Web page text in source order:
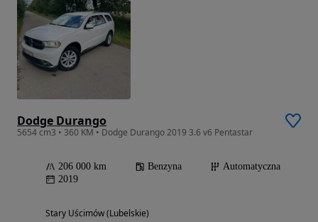
Dodge Durango
5654 cm3 • 360 KM • Dodge Durango 2019 3.6 v6 Pentastar
206 000 km Benzyna
Automatyczna
2019
Stary Uścimów (Lubelskie)